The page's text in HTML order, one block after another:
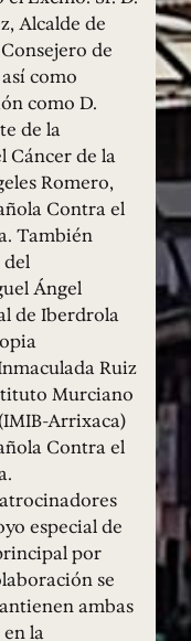
Alcalde de
de
como
como D.
de la
Cáncer de la
Romero,
Contra el
También
Ángel
de Iberdrola
Ruiz
Murciano
Arrixaca)
Contra el
especial de
por
se
ambas
la